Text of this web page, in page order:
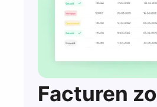
Facturen